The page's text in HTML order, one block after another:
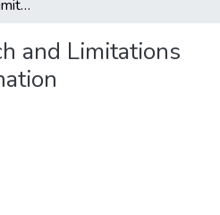
The Global Reach and Limitations of Self-Determination
and Limitations